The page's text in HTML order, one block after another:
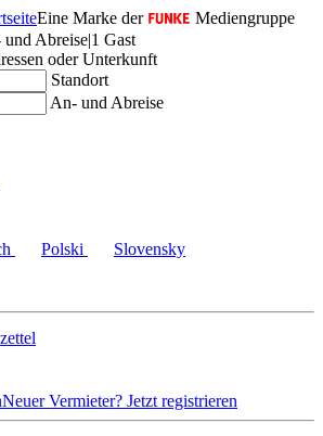
Eine Marke der
Mediengruppe
und Abreise|1 Gast
oder Unterkunft
Standort
An- und Abreise
Polski Slovensky
Neuer Vermieter? Jetzt registrieren